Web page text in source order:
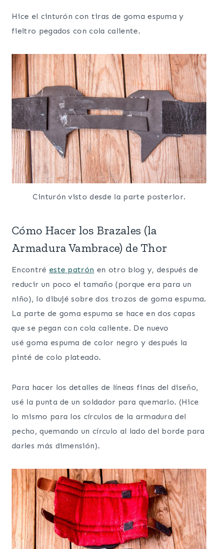
Hice el cinturón con tiras de goma espuma y
fieltro pegados con cola caliente.
Cinturón visto desde la parte posterior.
Cómo Hacer los Brazales (la
Armadura Vambrace) de Thor
Encontré este patrón en otro blog y, después de
reducir un poco el tamaño (porque era para un
niño), lo dibujé sobre dos trozos de goma espuma.
La parte de goma espuma se hace en dos capas
que se pegan con cola caliente. De nuevo
usé goma espuma de color negro y después la
pinté de colo plateado.
Para hacer los detalles de líneas finas del diseño,
usé la punta de un soldador para quemarlo. (Hice
lo mismo para los círculos de la armadura del
pecho, quemando un círculo al lado del borde para
darles más dimensión).